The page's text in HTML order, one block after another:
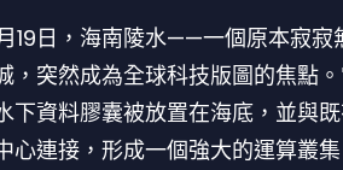
19日，海南陵水——一個原本寂寂
，突然成為全球科技版圖的焦點
下資料膠囊被放置在海底，並與
心連接，形成一個強大的運算叢